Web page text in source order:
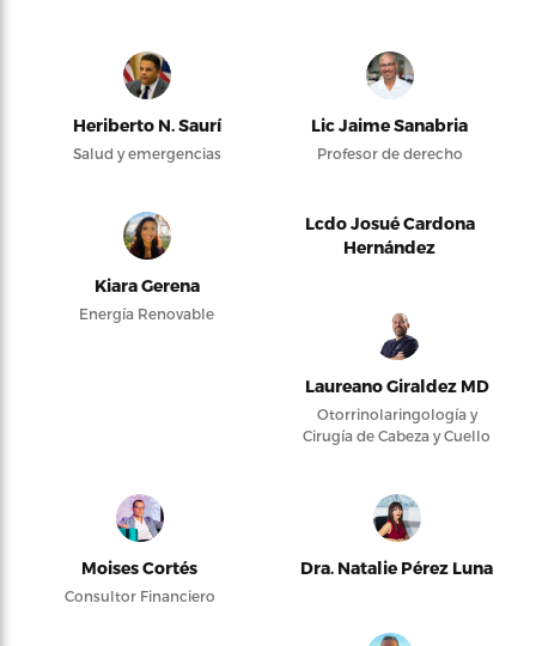
Heriberto N. Saurí
Salud y emergencias
Lic Jaime Sanabria
Profesor de derecho
Kiara Gerena
Energía Renovable
Lcdo Josué Cardona
Hernández
Laureano Giraldez MD
Otorrinolaringología y
Cirugía de Cabeza y Cuello
Moises Cortés
Consultor Financiero
Dra. Natalie Pérez Luna